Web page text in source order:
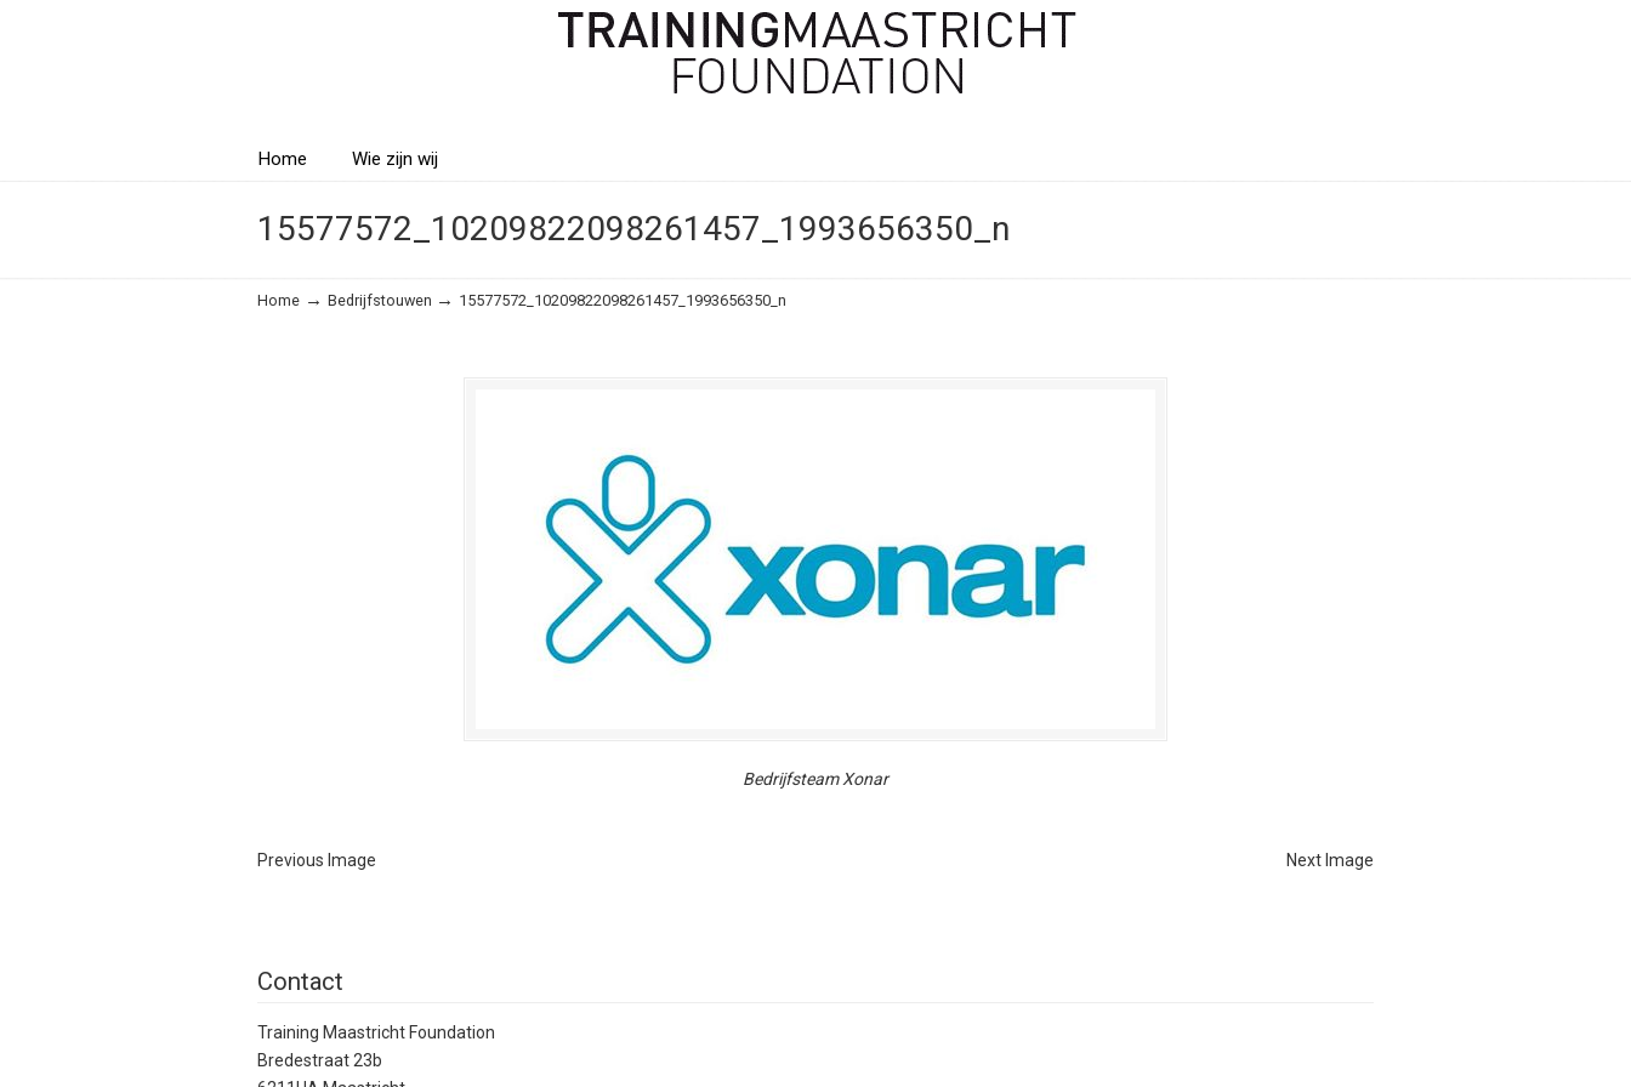
Home Wie zijn wij
15577572_10209822098261457_1993656350_n
Home → Bedrijfstouwen → 15577572_10209822098261457_1993656350_n
Bedrijfsteam Xonar
Previous Image Next Image
Contact
Training Maastricht Foundation
Bredestraat 23b